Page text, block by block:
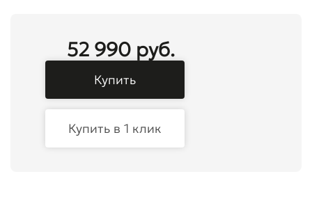
52 990 руб.
Купить
Купить в 1 клик